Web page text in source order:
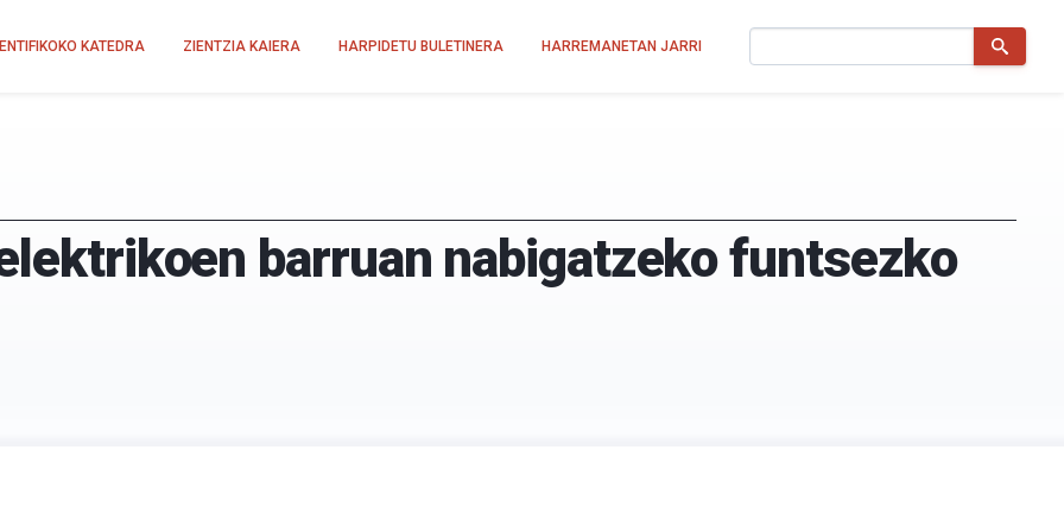
KATEDRA ZIENTZIA KAIERA HARPIDETU BULETINERA HARREMANETAN JARRI
barruan nabigatzeko funtsezko